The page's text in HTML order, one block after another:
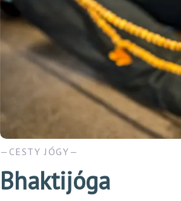
CESTY JÓGY
Bhaktijóga